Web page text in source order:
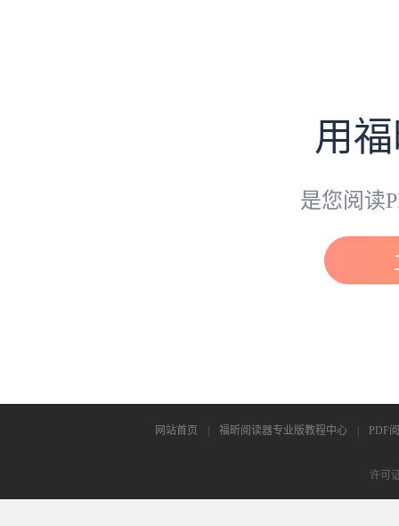
用
是您阅读
网站首页 福昕阅读器专业版教程中心 PDF
许可